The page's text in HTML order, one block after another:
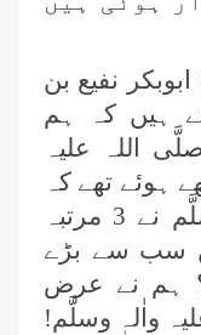
نفیع بن
ہیں کہ ہم
اللہ علیہ
ہوئے تھے کہ
آپ صلَّی اللہ علیہ واٰلہٖ وسلَّم نے 3 مرتبہ
سب سے بڑے
ہم نے عرض
واٰلہٖ وسلَّم!